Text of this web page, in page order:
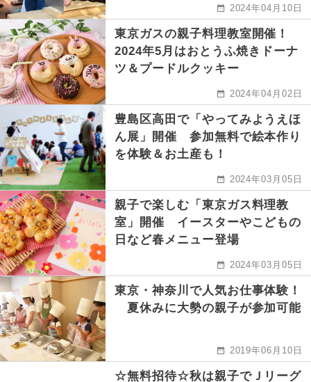
2024年04月10日
東京ガスの親子料理教室開催！
2024年5月はおとうふ焼きドーナ
ツ＆プードルクッキー
2024年04月02日
豊島区高田で「やってみようえほ
ん展」開催 参加無料で絵本作り
を体験＆お土産も！
2024年03月05日
親子で楽しむ「東京ガス料理教
室」開催 イースターやこどもの
日など春メニュー登場
2024年03月05日
東京・神奈川で人気お仕事体験！
夏休みに大勢の親子が参加可能
2019年06月10日
☆無料招待☆秋は親子でＪリーグ